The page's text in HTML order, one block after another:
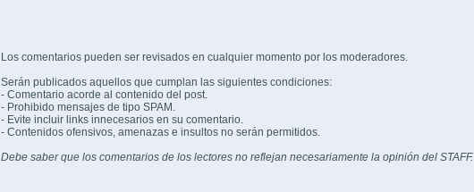
Los comentarios pueden ser revisados en cualquier momento por los moderadores.
Serán publicados aquellos que cumplan las siguientes condiciones:
- Comentario acorde al contenido del post.
- Prohibido mensajes de tipo SPAM.
- Evite incluir links innecesarios en su comentario.
- Contenidos ofensivos, amenazas e insultos no serán permitidos.
Debe saber que los comentarios de los lectores no reflejan necesariamente la opinión del STAFF.